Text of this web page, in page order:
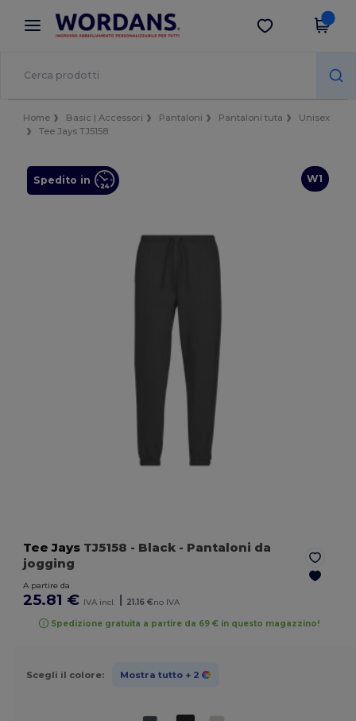
× App Wordans
Prezzi migliori sull'app!
Scarica app
Home Basic | Accessori Pantaloni Pantaloni tuta
Unisex
Tee Jays TJ5158
W1
Spedito in
Tee Jays TJ5158 - Black - Pantaloni da
jogging
A partire da
25.81 € IVA incl. | 21.16 €no IVA
Spedizione gratuita a partire da 69 € in questo magazzino!
Scegli il colore: Mostra tutto + 2